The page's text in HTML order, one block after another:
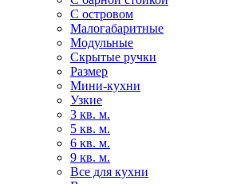
С островом
Малогабаритные
Модульные
Скрытые ручки
Размер
Мини-кухни
Узкие
3 кв. м.
5 кв. м.
6 кв. м.
9 кв. м.
Все для кухни